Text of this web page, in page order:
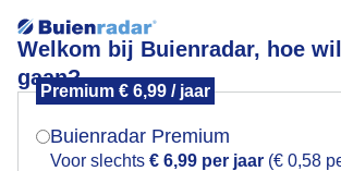
Welkom bij Buienradar, hoe
gaan?
Premium € 6,99 / jaar
Buienradar Premium
Voor slechts € 6,99 per jaar (€ 0,58
Bewolkt Haarlem
Mogen we je locatie